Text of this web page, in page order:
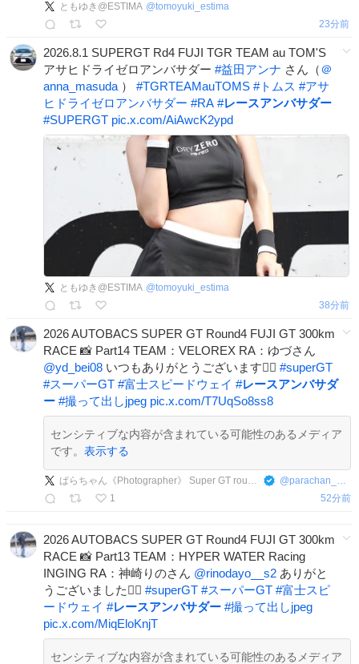
ともゆき@ESTIMA @tomoyuki_estima
23分前
2026.8.1 SUPERGT Rd4 FUJI TGR TEAM au TOM'S
アサヒドライゼロアンバサダー #益田アンナ さん（ ＠
anna_masuda ） #TGRTEAMauTOMS #トムス #アサ
ヒドライゼロアンバサダー #RA #レースアンバサダー
#SUPERGT pic.x.com/AiAwcK2ypd
ともゆき@ESTIMA @tomoyuki_estima
38分前
2026 AUTOBACS SUPER GT Round4 FUJI GT 300km
RACE 📸 Part14 TEAM：VELOREX RA：ゆづさん
@yd_bei08 いつもありがとうございます🙂‍↕️ #superGT
#スーパーGT #富士スピードウェイ #レースアンバサダ
ー #撮って出しjpeg pic.x.com/T7UqSo8ss8
センシティブな内容が含まれている可能性のあるメディア
です。 表示する
ぱらちゃん《Photographer》 Super GT round4 FUJI @parachan_photo
1
52分前
2026 AUTOBACS SUPER GT Round4 FUJI GT 300km
RACE 📸 Part13 TEAM：HYPER WATER Racing
INGING RA：神崎りのさん @rinodayo__s2 ありがと
うございました🙂‍↕️ #superGT #スーパーGT #富士スピ
ードウェイ #レースアンバサダー #撮って出しjpeg
pic.x.com/MiqEloKnjT
センシティブな内容が含まれている可能性のあるメディア